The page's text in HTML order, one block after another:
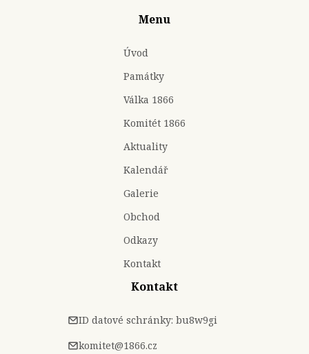
Menu
Úvod
Památky
Válka 1866
Komitét 1866
Aktuality
Kalendář
Galerie
Obchod
Odkazy
Kontakt
Kontakt
ID datové schránky: bu8w9gi
komitet@1866.cz